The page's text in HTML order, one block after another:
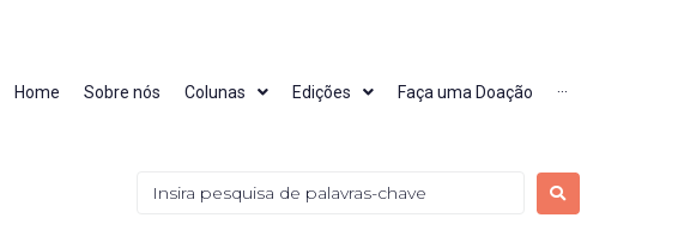
Home Sobre nós Colunas Edições Faça uma Doação ···